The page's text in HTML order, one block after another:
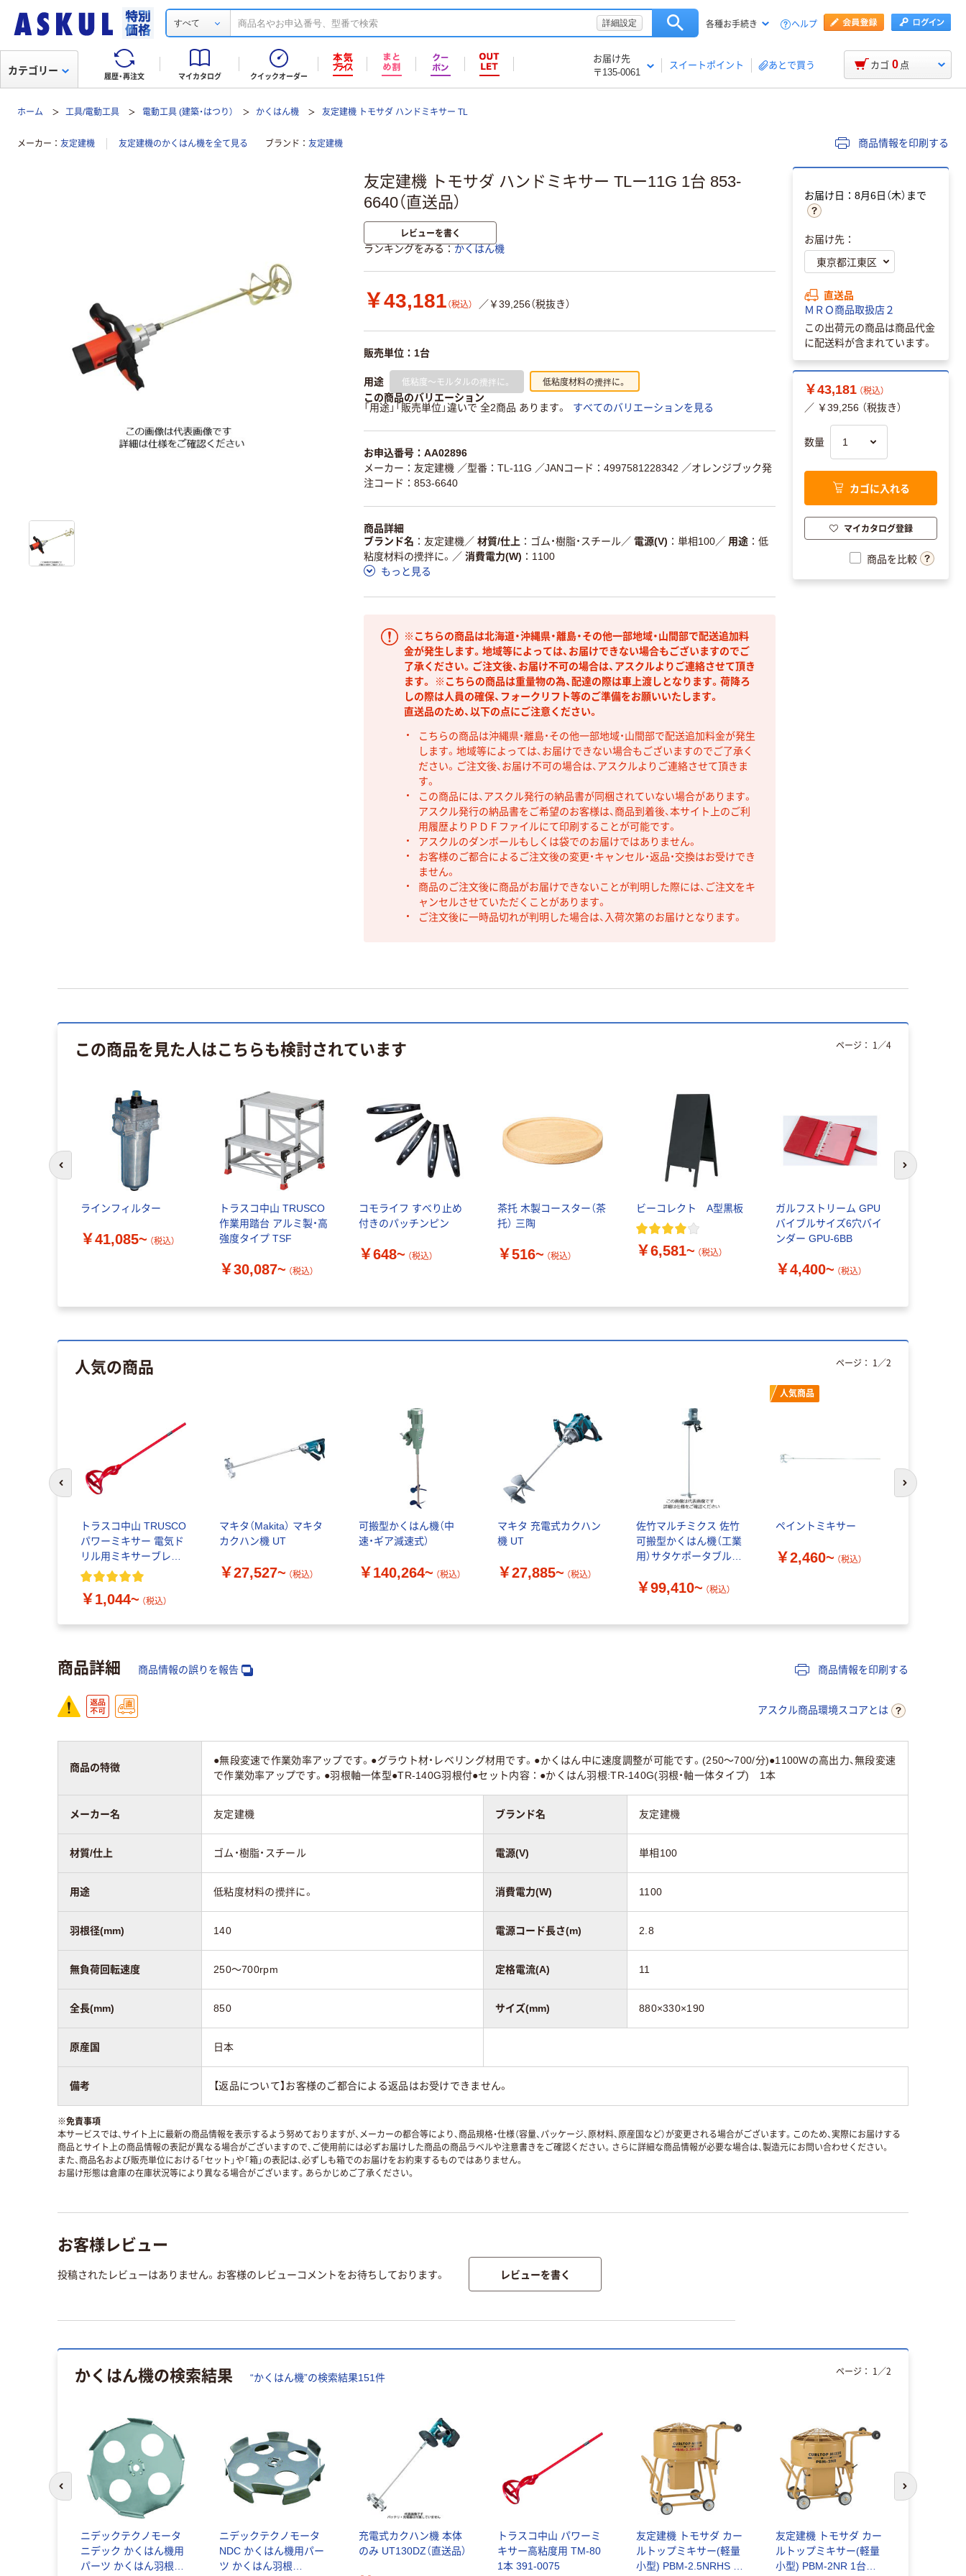
すべて 詳細設定 各種お手続き ヘルプ
履歴・再注文 マイカタログ クイックオーダー
お届け先
〒135-0061
スイートポイント あとで買う
カテゴリー カゴ 0 点
ホーム 工具/電動工具 電動工具 (建築・はつり） かくはん機 友定建機 トモサダ ハンドミキサー TL
メーカー 友定建機 友定建機のかくはん機を全て見る ブランド 友定建機 商品情報を印刷する
友定建機 トモサダ ハンドミキサー TLー11G 1台 853-
6640（直送品）
レビューを書く
ランキングをみる かくはん機
￥43,181 （税込） ／￥39,256（税抜き）
販売単位：1台
用途 低粘度～モルタルの攪拌に。 低粘度材料の攪拌に。
この商品のバリエーション
「用途」「販売単位」違いで 全2商品 あります。
すべてのバリエーションを見る
お申込番号：AA02896
メーカー：友定建機 ／型番：TL-11G ／JANコード：4997581228342 ／オレンジブック発
注コード：853-6640
商品詳細
ブランド名
友定建機／ 材質/仕上 ゴム・樹脂・スチール／ 電源(V) 単相100／ 用途
低
粘度材料の攪拌に。 ／ 消費電力(W)
1100
もっと見る
※こちらの商品は北海道・沖縄県・離島・その他一部地域・山間部で配送追加料
金が発生します。地域等によっては、お届けできない場合もございますのでご
了承ください。ご注文後、お届け不可の場合は、アスクルよりご連絡させて頂き
ます。 ※こちらの商品は重量物の為、配達の際は車上渡しとなります。荷降ろ
しの際は人員の確保、フォークリフト等のご準備をお願いいたします。
直送品のため、以下の点にご注意ください。
こちらの商品は沖縄県・離島・その他一部地域・山間部で配送追加料金が発生
します。地域等によっては、お届けできない場合もございますのでご了承く
ださい。ご注文後、お届け不可の場合は、アスクルよりご連絡させて頂きま
す。
この商品には、アスクル発行の納品書が同梱されていない場合があります。
アスクル発行の納品書をご希望のお客様は、商品到着後、本サイト上のご利
用履歴よりＰＤＦファイルにて印刷することが可能です。
アスクルのダンボールもしくは袋でのお届けではありません。
お客様のご都合によるご注文後の変更・キャンセル・返品・交換はお受けでき
ません。
商品のご注文後に商品がお届けできないことが判明した際には、ご注文をキ
ャンセルさせていただくことがあります。
ご注文後に一時品切れが判明した場合は、入荷次第のお届けとなります。
お届け日：8月6日（木）まで
お届け先：
直送品
ＭＲＯ商品取扱店２
この出荷元の商品は商品代金
に配送料が含まれています。
￥43,181 （税込）
／ ￥39,256 （税抜き）
数量
カゴに入れる
マイカタログ登録
商品を比較
この商品を見た人はこちらも検討されています
ラインフィルター
￥41,085~ （税込）
トラスコ中山 TRUSCO
作業用踏台 アルミ製・高
強度タイプ TSF
￥30,087~ （税込）
コモライフ すべり止め
付きのパッチンピン
￥648~ （税込）
茶托 木製コースター（茶
托） 三陶
￥516~ （税込）
ビーコレクト A型黒板
￥6,581~ （税込）
ガルフストリーム GPU
バイブルサイズ6穴バイ
ンダー GPU-6BB
￥4,400~ （税込）
ページ： 1 ／4
前のスライドへ 次のスライド
人気の商品
トラスコ中山 TRUSCO
パワーミキサー 電気ド
リル用ミキサーブレー
ド
￥1,044~ （税込）
マキタ（Makita） マキタ
カクハン機 UT
￥27,527~ （税込）
可搬型かくはん機（中
速・ギア減速式）
￥140,264~ （税込）
マキタ 充電式カクハン
機 UT
￥27,885~ （税込）
佐竹マルチミクス 佐竹
可搬型かくはん機（工業
用）サタケポータブルミ
￥99,410~ （税込）
人気商品
ペイントミキサー
￥2,460~ （税込）
ページ： 1 ／2
前のスライドへ 次のスライド
商品詳細 商品情報の誤りを報告 商品情報を印刷する
アスクル商品環境スコアとは
商品の特徴
●無段変速で作業効率アップです。●グラウト材・レベリング材用です。●かくはん中に速度調整が可能です。(250～700/分)●1100Wの高出力、無段変速
で作業効率アップです。●羽根軸一体型●TR-140G羽根付●セット内容：●かくはん羽根:TR-140G(羽根・軸一体タイプ) 1本
メーカー名 友定建機 ブランド名 友定建機
材質/仕上 ゴム・樹脂・スチール 電源(V) 単相100
用途 低粘度材料の攪拌に。 消費電力(W) 1100
羽根径(mm) 140 電源コード長さ(m) 2.8
無負荷回転速度 250～700rpm 定格電流(A) 11
全長(mm) 850 サイズ(mm) 880×330×190
原産国 日本
備考 【返品について】お客様のご都合による返品はお受けできません。
※免責事項
本サービスでは、サイト上に最新の商品情報を表示するよう努めておりますが、メーカーの都合等により、商品規格・仕様（容量、パッケージ、原材料、原産国など）が変更される場合がございます。このため、実際にお届けする
商品とサイト上の商品情報の表記が異なる場合がございますので、ご使用前には必ずお届けした商品の商品ラベルや注意書きをご確認ください。さらに詳細な商品情報が必要な場合は、製造元にお問い合わせください。
また、商品名および販売単位における「セット」や「箱」の表記は、必ずしも箱でのお届けをお約束するものではありません。
お届け形態は倉庫の在庫状況等により異なる場合がございます。あらかじめご了承ください。
お客様レビュー
投稿されたレビューはありません。お客様のレビューコメントをお待ちしております。 レビューを書く
かくはん機の検索結果 “かくはん機”の検索結果151件
ニデックテクノモータ
ニデック かくはん機用
パーツ かくはん羽根
ニデックテクノモータ
NDC かくはん機用パー
ツ かくはん羽根
充電式カクハン機 本体
のみ UT130DZ（直送品）
トラスコ中山 パワーミ
キサー高粘度用 TM-80
1本 391-0075
友定建機 トモサダ カー
ルトップミキサー(軽量
小型) PBM-2.5NRHS 1
友定建機 トモサダ カー
ルトップミキサー(軽量
小型) PBM-2NR 1台
ページ： 1 ／2
前のスライドへ 次のスライド